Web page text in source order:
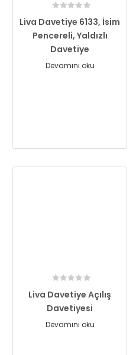
Liva Davetiye 6133, İsim
Pencereli, Yaldızlı
Davetiye
Devamını oku
Liva Davetiye Açılış
Davetiyesi
Devamını oku